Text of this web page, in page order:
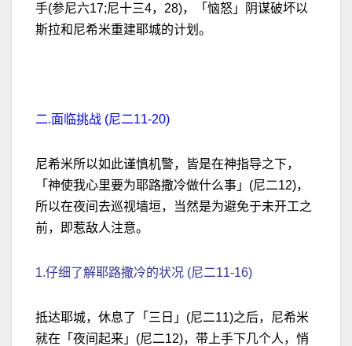
手(参尼六17;尼十三4，28)，「恼怒」阴谋破坏以
斯拉和尼希米重建耶城的计划。
二.面临挑战 (尼二11-20)
尼希米所以如此谨慎机警，皆是在神指导之下，
「神使我心里要为耶路撒冷做什么事」(尼二12)，
所以在夜间去巡视墙垣，当然是为避免于未开工之
前，即惹敌人注意。
1.仔细了解耶路撒冷的状况 (尼二11-16)
抵达耶城，休息了「三日」(尼二11)之后，尼希米
就在「夜间起来」(尼二12)，带上手下几个人，悄